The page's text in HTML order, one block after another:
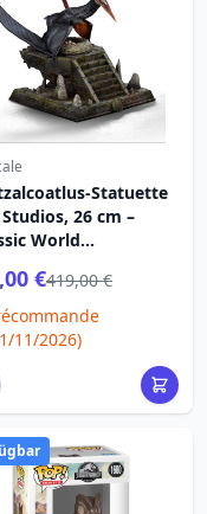
Statuette
26 cm –
World
€419,00 €
11/2026)